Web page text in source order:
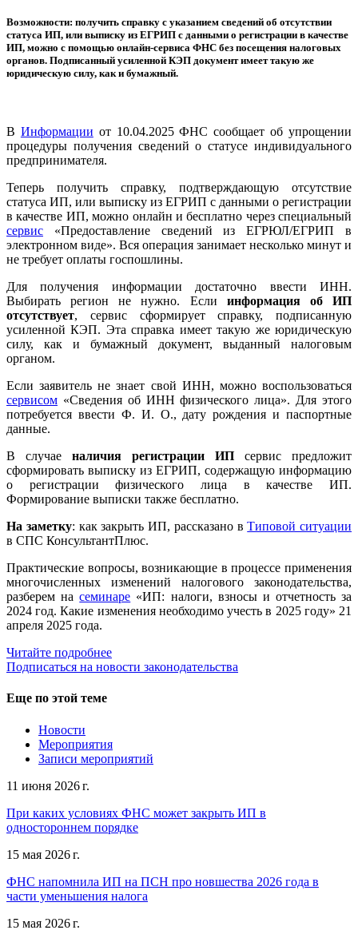
Возможности: получить справку с указанием сведений об отсутствии
статуса ИП, или выписку из ЕГРИП с данными о регистрации в качестве
ИП, можно с помощью онлайн-сервиса ФНС без посещения налоговых
органов. Подписанный усиленной КЭП документ имеет такую же
юридическую силу, как и бумажный.
В Информации от 10.04.2025 ФНС сообщает об упрощении
процедуры получения сведений о статусе индивидуального
предпринимателя.
Теперь получить справку, подтверждающую отсутствие
статуса ИП, или выписку из ЕГРИП с данными о регистрации
в качестве ИП, можно онлайн и бесплатно через специальный
сервис «Предоставление сведений из ЕГРЮЛ/ЕГРИП в
электронном виде». Вся операция занимает несколько минут и
не требует оплаты госпошлины.
Для получения информации достаточно ввести ИНН.
Выбирать регион не нужно. Если информация об ИП
отсутствует, сервис сформирует справку, подписанную
усиленной КЭП. Эта справка имеет такую же юридическую
силу, как и бумажный документ, выданный налоговым
органом.
Если заявитель не знает свой ИНН, можно воспользоваться
сервисом «Сведения об ИНН физического лица». Для этого
потребуется ввести Ф. И. О., дату рождения и паспортные
данные.
В случае наличия регистрации ИП сервис предложит
сформировать выписку из ЕГРИП, содержащую информацию
о регистрации физического лица в качестве ИП.
Формирование выписки также бесплатно.
На заметку: как закрыть ИП, рассказано вТиповой ситуации
в СПС КонсультантПлюс.
Практические вопросы, возникающие в процессе применения
многочисленных изменений налогового законодательства,
разберем насеминаре «ИП: налоги, взносы и отчетность за
2024 год. Какие изменения необходимо учесть в 2025 году» 21
апреля 2025 года.
Читайте подробнее
Подписаться на новости законодательства
Еще по этой теме
Новости
Мероприятия
Записи мероприятий
11 июня 2026 г.
При каких условиях ФНС может закрыть ИП в
одностороннем порядке
15 мая 2026 г.
ФНС напомнила ИП на ПСН про новшества 2026 года в
части уменьшения налога
15 мая 2026 г.